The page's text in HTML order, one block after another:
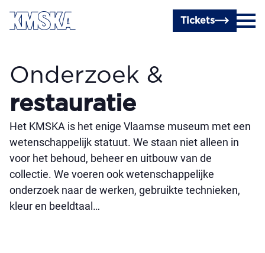
Ga naar hoofdinhoud
Tickets
Onderzoek &
restauratie
Het KMSKA is het enige Vlaamse museum met een
wetenschappelijk statuut. We staan niet alleen in
voor het behoud, beheer en uitbouw van de
collectie. We voeren ook wetenschappelijke
onderzoek naar de werken, gebruikte technieken,
kleur en beeldtaal…